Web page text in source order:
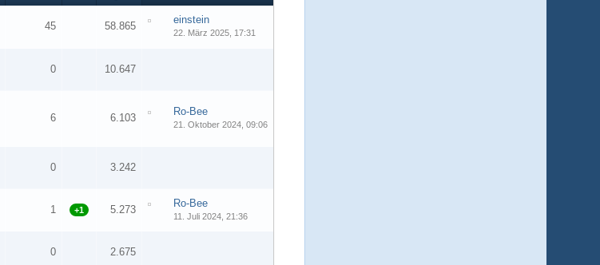
45 58.865
einstein
22. März 2025, 17:31
0 10.647
6 6.103
Ro-Bee
21. Oktober 2024, 09:06
0 3.242
1 +1 5.273
Ro-Bee
11. Juli 2024, 21:36
0 2.675